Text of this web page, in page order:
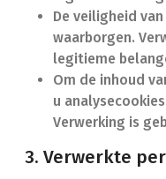
De veiligheid
waarborgen.
legitieme
Om de inhoud
u
Verwerking is
3. Verwerkte